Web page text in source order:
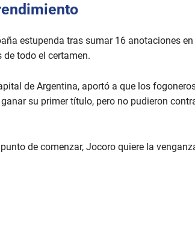
estupenda tras sumar 16 anotaciones
todo el certamen.
de Argentina, aportó a que los
su primer título, pero no pudieron
de comenzar, Jocoro quiere la